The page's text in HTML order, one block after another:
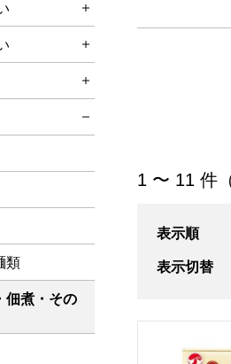
「調味料・佃
1 〜 11 件
表示順
表示切替
詳細を開く
詳細を開く
詳細を開く
類
佃煮・その